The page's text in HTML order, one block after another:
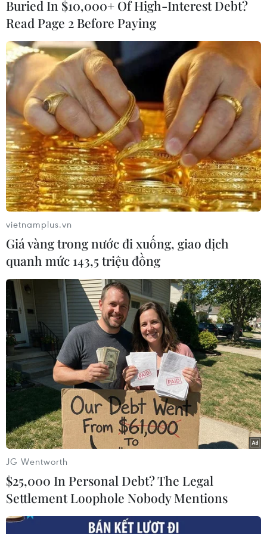
#Paralympic 2024
#Phạm Nguyễn Khánh Minh
#Đoàn Thể thao Việt Nam
#vận động viên trẻ tuổi nhất
Pháp
Theo dõi VietnamPlus
OLYMPIC PARIS 2024
Olympic và Paralympic Paris tiêu tốn gần 6 tỷ
euro ngân sách của Pháp
Thế vận hội Paris 2024 đạt doanh số vé cao kỷ
lục
Ấm lòng tình cảm người Việt tại Pháp dành cho
vận động viên khuyết tật
Quốc có số HCV gấp đôi đoàn đứng thứ 2
Huyền thoại Cuba khép lại sự nghiệp sau huy
chương Vàng Paralympic thứ 11
Buried In $10,000+ Of High-Interest Debt?
Read Page 2 Before Paying
vietnamplus.vn
Giá vàng trong nước đi xuống, giao dịch
quanh mức 143,5 triệu đồng
JG Wentworth
$25,000 In Personal Debt? The Legal
Settlement Loophole Nobody Mentions